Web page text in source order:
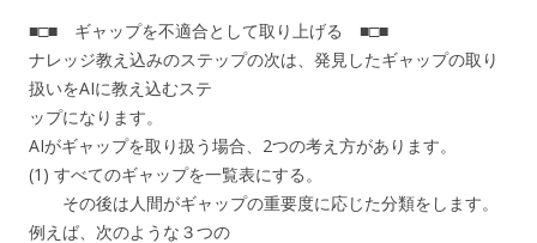
■□■ ギャップを不適合として取り上げる ■□■
ナレッジ教え込みのステップの次は、発見したギャップの取り
扱いをAIに教え込むステ
ップになります。
AIがギャップを取り扱う場合、2つの考え方があります。
(1) すべてのギャップを一覧表にする。
その後は人間がギャップの重要度に応じた分類をします。
例えば、次のような３つの